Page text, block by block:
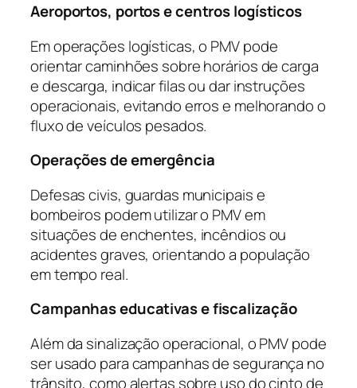
Aeroportos, portos e centros logísticos
Em operações logísticas, o PMV pode
orientar caminhões sobre horários de carga
e descarga, indicar filas ou dar instruções
operacionais, evitando erros e melhorando o
fluxo de veículos pesados.
Operações de emergência
Defesas civis, guardas municipais e
bombeiros podem utilizar o PMV em
situações de enchentes, incêndios ou
acidentes graves, orientando a população
em tempo real.
Campanhas educativas e fiscalização
Além da sinalização operacional, o PMV pode
ser usado para campanhas de segurança no
trânsito, como alertas sobre uso do cinto de